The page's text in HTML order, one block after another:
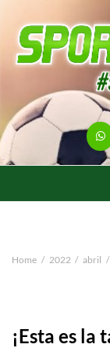
Home 2022 abril
¡Esta es la